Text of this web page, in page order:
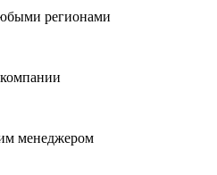
регионами
менеджером